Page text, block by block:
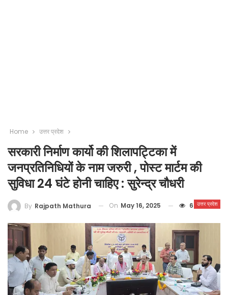
Home उत्तर प्रदेश
सरकारी निर्माण कार्यो की शिलापट्टिका में
जनप्रतिनिधियों के नाम जरुरी , पोस्ट मार्टम की
सुविधा 24 घंटे होनी चाहिए : सुरेन्द्र चौधरी
उत्तर प्रदेश
By Rajpath Mathura On May 16, 2025 6